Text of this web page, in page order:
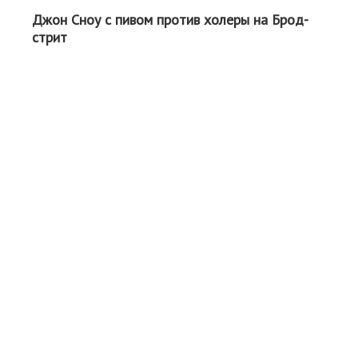
Джон Сноу с пивом против холеры на Брод-
стрит